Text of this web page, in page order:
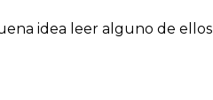
idea leer alguno de ellos